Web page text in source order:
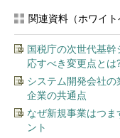
関連資料（ホワイト
国税庁の次世代基
応すべき変更点とは
システム開発会社
企業の共通点
なぜ新規事業はつ
ント